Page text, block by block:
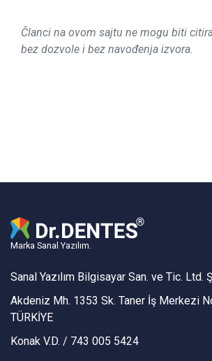
Članci na ovom sajtu ne mogu biti
bez dozvole i bez navođenja izvora.
Marka Sanal Yazılım.
Sanal Yazılım Bilgisayar San. ve Tic. Ltd.
Akdeniz Mh. 1353 Sk. Taner İş Merkezi
TÜRKİYE
Konak V.D. / 743 005 5424